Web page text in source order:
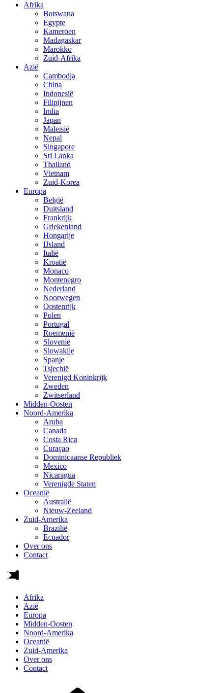
Afrika
Botswana
Egypte
Kameroen
Madagaskar
Marokko
Zuid-Afrika
Azië
Cambodja
China
Indonesië
Filipijnen
India
Japan
Maleisië
Nepal
Singapore
Sri Lanka
Thailand
Vietnam
Zuid-Korea
Europa
België
Duitsland
Frankrijk
Griekenland
Hongarije
IJsland
Italië
Kroatië
Monaco
Montenegro
Nederland
Noorwegen
Oostenrijk
Polen
Portugal
Roemenië
Slovenië
Slowakije
Spanje
Tsjechië
Verenigd Koninkrijk
Zweden
Zwitserland
Midden-Oosten
Noord-Amerika
Aruba
Canada
Costa Rica
Curaçao
Dominicaanse Republiek
Mexico
Nicaragua
Verenigde Staten
Oceanië
Australië
Nieuw-Zeeland
Zuid-Amerika
Brazilië
Ecuador
Over ons
Contact
Afrika
Azië
Europa
Midden-Oosten
Noord-Amerika
Oceanië
Zuid-Amerika
Over ons
Contact